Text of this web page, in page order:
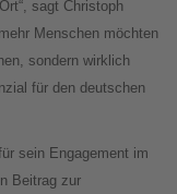
sagt Christoph
Menschen möchten
sondern wirklich
für den deutschen
sein Engagement im
Beitrag zur